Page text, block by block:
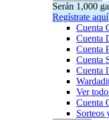
Serán 1,000
Regístrate aquí
Cuenta
Cuenta
Cuenta
Cuenta
Cuenta
Ver
Cuenta
Sorteos